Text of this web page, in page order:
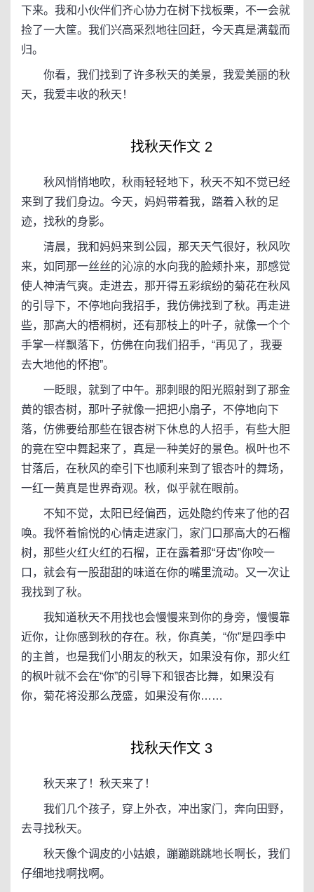
下来。我和小伙伴们齐心协力在树下找板栗，不一会就
捡了一大筐。我们兴高采烈地往回赶，今天真是满载而
归。
你看，我们找到了许多秋天的美景，我爱美丽的秋
天，我爱丰收的秋天！
找秋天作文 2
秋风悄悄地吹，秋雨轻轻地下，秋天不知不觉已经
来到了我们身边。今天，妈妈带着我，踏着入秋的足
迹，找秋的身影。
清晨，我和妈妈来到公园，那天天气很好，秋风吹
来，如同那一丝丝的沁凉的水向我的脸颊扑来，那感觉
使人神清气爽。走进去，那开得五彩缤纷的菊花在秋风
的引导下，不停地向我招手，我仿佛找到了秋。再走进
些，那高大的梧桐树，还有那枝上的叶子，就像一个个
手掌一样飘落下，仿佛在向我们招手，“再见了，我要
去大地他的怀抱”。
一眨眼，就到了中午。那刺眼的阳光照射到了那金
黄的银杏树，那叶子就像一把把小扇子，不停地向下
落，仿佛要给那些在银杏树下休息的人招手，有些大胆
的竟在空中舞起来了，真是一种美好的景色。枫叶也不
甘落后，在秋风的牵引下也顺利来到了银杏叶的舞场，
一红一黄真是世界奇观。秋，似乎就在眼前。
不知不觉，太阳已经偏西，远处隐约传来了他的召
唤。我怀着愉悦的心情走进家门，家门口那高大的石榴
树，那些火红火红的石榴，正在露着那“牙齿”你咬一
口，就会有一股甜甜的味道在你的嘴里流动。又一次让
我找到了秋。
我知道秋天不用找也会慢慢来到你的身旁，慢慢靠
近你，让你感到秋的存在。秋，你真美，“你”是四季中
的主首，也是我们小朋友的秋天，如果没有你，那火红
的枫叶就不会在“你”的引导下和银杏比舞，如果没有
你，菊花将没那么茂盛，如果没有你……
找秋天作文 3
秋天来了！秋天来了！
我们几个孩子，穿上外衣，冲出家门，奔向田野，
去寻找秋天。
秋天像个调皮的小姑娘，蹦蹦跳跳地长啊长，我们
仔细地找啊找啊。